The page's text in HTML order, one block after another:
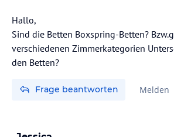
Hallo,
Sind die Betten Boxspring-Betten?
verschiedenen Zimmerkategorien
den Betten?
Frage beantworten Melden